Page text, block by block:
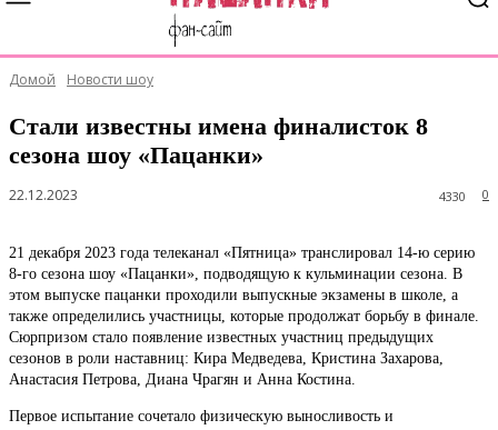
Домой Новости шоу
Стали известны имена финалисток 8
сезона шоу «Пацанки»
22.12.2023 0
4330
21 декабря 2023 года телеканал «Пятница» транслировал 14-ю серию
8-го сезона шоу «Пацанки», подводящую к кульминации сезона. В
этом выпуске пацанки проходили выпускные экзамены в школе, а
также определились участницы, которые продолжат борьбу в финале.
Сюрпризом стало появление известных участниц предыдущих
сезонов в роли наставниц: Кира Медведева, Кристина Захарова,
Анастасия Петрова, Диана Чрагян и Анна Костина.
Первое испытание сочетало физическую выносливость и